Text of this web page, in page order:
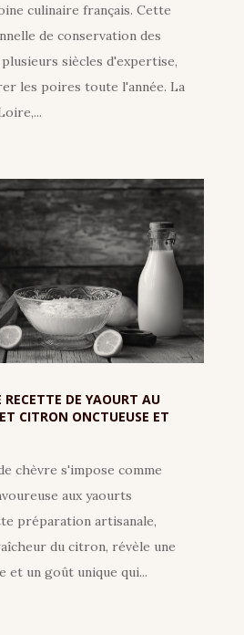
culinaire français. Cette
de conservation des
siècles d'expertise,
les poires toute l'année. La
RECETTE DE YAOURT AU
CITRON ONCTUEUSE ET
chèvre s'impose comme
aux yaourts
préparation artisanale,
du citron, révèle une
et un goût unique qui...